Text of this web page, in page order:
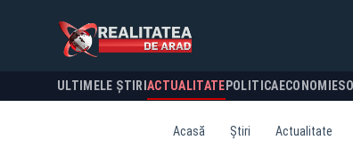
ULTIMELE ȘTIRI ACTUALITATE POLITICA ECONOMIE
Acasă Știri Actualitate